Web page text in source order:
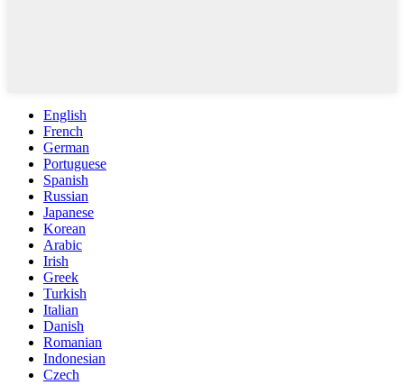
English
French
German
Portuguese
Spanish
Russian
Japanese
Korean
Arabic
Irish
Greek
Turkish
Italian
Danish
Romanian
Indonesian
Czech